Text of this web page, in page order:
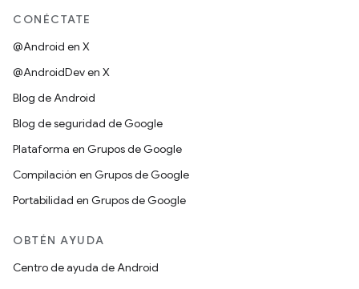
CONÉCTATE
@Android en X
@AndroidDev en X
Blog de Android
Blog de seguridad de Google
Plataforma en Grupos de Google
Compilación en Grupos de Google
Portabilidad en Grupos de Google
OBTÉN AYUDA
Centro de ayuda de Android